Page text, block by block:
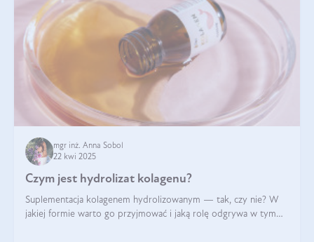
mgr inż. Anna Sobol
22 kwi 2025
Czym jest hydrolizat kolagenu?
Suplementacja kolagenem hydrolizowanym — tak, czy nie? W
jakiej formie warto go przyjmować i jaką rolę odgrywa w tym